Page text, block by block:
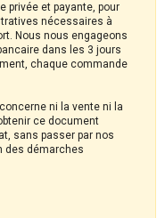
privée et payante, pour
nécessaires à
Nous nous engageons
dans les 3 jours
chaque commande
ni la vente ni la
ce document
sans passer par nos
des démarches